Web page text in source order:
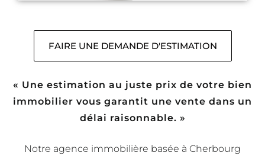
FAIRE UNE DEMANDE D'ESTIMATION
« Une estimation au juste prix de votre bien
immobilier vous garantit une vente dans un
délai raisonnable. »
Notre agence immobilière basée à Cherbourg